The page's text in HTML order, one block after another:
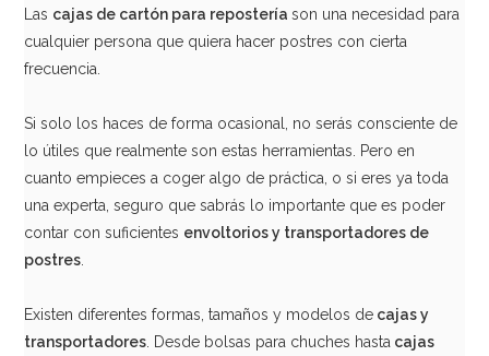
Las cajas de cartón para reposteríason una necesidad para
cualquier persona que quiera hacer postres con cierta
frecuencia.
Si solo los haces de forma ocasional, no serás consciente de
lo útiles que realmente son estas herramientas. Pero en
cuanto empieces a coger algo de práctica, o si eres ya toda
una experta, seguro que sabrás lo importante que es poder
contar con suficientes envoltoriosy transportadores de
postres
Existen diferentes formas, tamaños y modelos de cajasy
transportadores . Desde bolsas para chuches hasta cajas